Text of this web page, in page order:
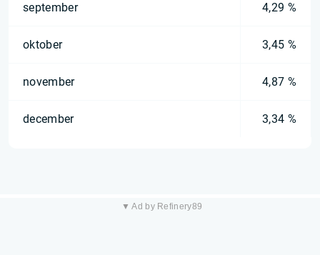
september 4,29 %
oktober 3,45 %
november 4,87 %
december 3,34 %
▼ Ad by Refinery89